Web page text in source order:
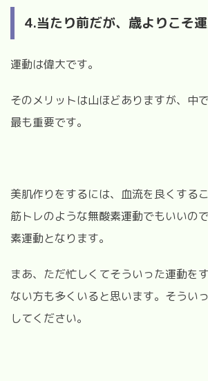
4.当たり前だが、歳よりこそ
運動は偉大です。
そのメリットは山ほどありますが、中
最も重要です。
美肌作りをするには、血流を良くする
筋トレのような無酸素運動でもいいの
素運動となります。
まあ、ただ忙しくてそういった運動を
ない方も多くいると思います。そうい
してください。